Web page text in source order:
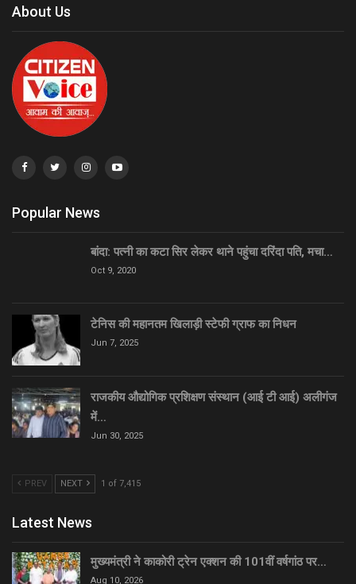
About Us
Popular News
बांदा: पत्नी का कटा सिर लेकर थाने पहुंचा दरिंदा पति, मचा…
Oct 9, 2020
टेनिस की महानतम खिलाड़ी स्टेफी ग्राफ का निधन
Jun 7, 2025
राजकीय औद्योगिक प्रशिक्षण संस्थान (आई टी आई) अलीगंज
में…
Jun 30, 2025
PREV NEXT 1 of 7,415
Latest News
मुख्यमंत्री ने काकोरी ट्रेन एक्शन की 101वीं वर्षगांठ पर…
Aug 10, 2026